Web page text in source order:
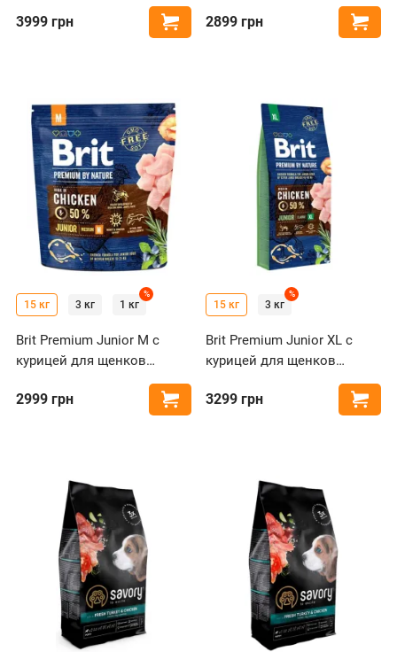
картофелем для щенков
всех пород
3999 грн Купить2899 грн
15 кг 3 кг 1 кг
%
Brit Premium Junior M с
курицей для щенков
2999 грн Купить
15 кг 3 кг
%
Brit Premium Junior XL с
курицей для щенков
3299 грн